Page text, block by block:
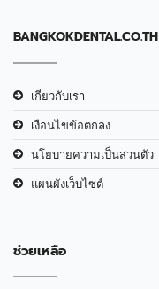
BANGKOKDENTAL.CO.TH
เกี่ยวกับเรา
เงือนไขข้อตกลง
นโยบายความเป็นส่วนตัว
แผนผังเว็บไซต์
ช่วยเหลือ